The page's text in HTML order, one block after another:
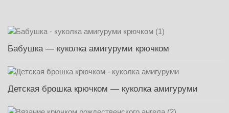
Бабушка — куколка амигуруми крючком
Детская брошка крючком — куколка амигуруми